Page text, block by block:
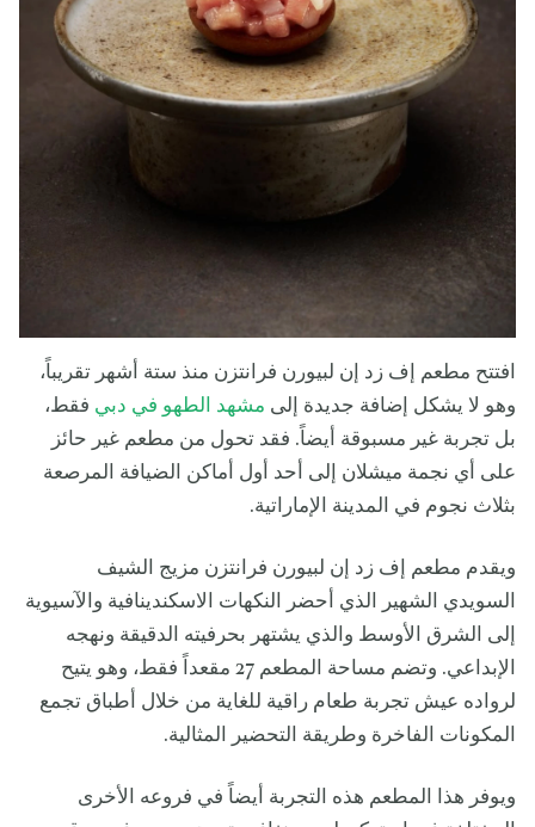
افتتح مطعم إف زد إن لبيورن فرانتزن منذ ستة أشهر تقريباً،
وهو لا يشكل إضافة جديدة إلى مشهد الطهو في دبي فقط،
بل تجربة غير مسبوقة أيضاً. فقد تحول من مطعم غير حائز
على أي نجمة ميشلان إلى أحد أول أماكن الضيافة المرصعة
بثلاث نجوم في المدينة الإماراتية.
ويقدم مطعم إف زد إن لبيورن فرانتزن مزيج الشيف
السويدي الشهير الذي أحضر النكهات الاسكندينافية والآسيوية
إلى الشرق الأوسط والذي يشتهر بحرفيته الدقيقة ونهجه
الإبداعي. وتضم مساحة المطعم 27 مقعداً فقط، وهو يتيح
لرواده عيش تجربة طعام راقية للغاية من خلال أطباق تجمع
المكونات الفاخرة وطريقة التحضير المثالية.
ويوفر هذا المطعم هذه التجربة أيضاً في فروعه الأخرى